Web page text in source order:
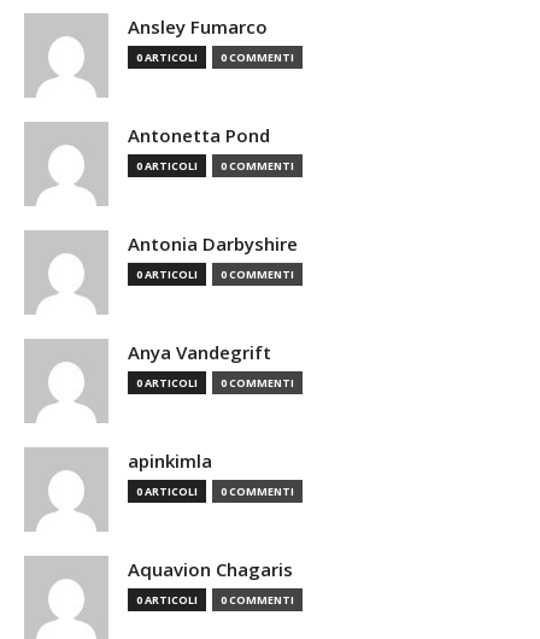
Ansley Fumarco
0 ARTICOLI 0 COMMENTI
Antonetta Pond
0 ARTICOLI 0 COMMENTI
Antonia Darbyshire
0 ARTICOLI 0 COMMENTI
Anya Vandegrift
0 ARTICOLI 0 COMMENTI
apinkimla
0 ARTICOLI 0 COMMENTI
Aquavion Chagaris
0 ARTICOLI 0 COMMENTI